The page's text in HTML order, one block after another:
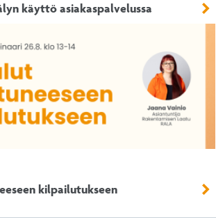
käyttö asiakaspalvelussa
kilpailutukseen